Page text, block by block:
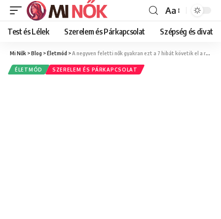
Font
Resizer
Aa
Test és Lélek Szerelem és Párkapcsolat Szépség és divat
Mi Nők >Blog >Életmód >A negyven feletti nők gyakran ezt a 7 hibát követik el a randiappokon (és hogyan kerülheted el őket)
ÉLETMÓD SZERELEM ÉS PÁRKAPCSOLAT